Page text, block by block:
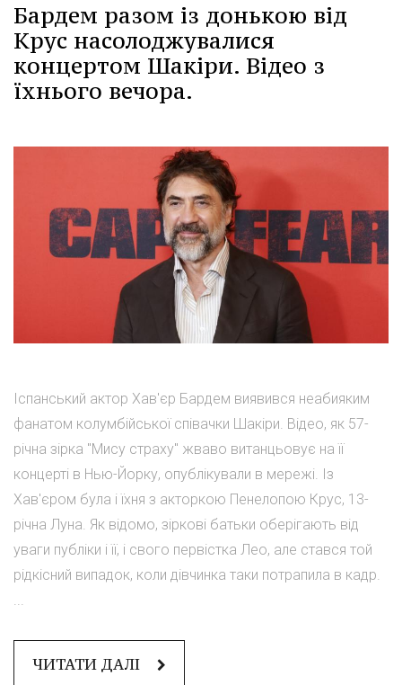
Бардем разом із донькою від
Крус насолоджувалися
концертом Шакіри. Відео з
їхнього вечора.
Іспанський актор Хав'єр Бардем виявився неабияким
фанатом колумбійської співачки Шакіри. Відео, як 57-
річна зірка "Мису страху" жваво витанцьовує на її
концерті в Нью-Йорку, опублікували в мережі. Із
Хав'єром була і їхня з акторкою Пенелопою Крус, 13-
річна Луна. Як відомо, зіркові батьки оберігають від
уваги публіки і її, і свого первістка Лео, але стався той
рідкісний випадок, коли дівчинка таки потрапила в кадр.
...
ЧИТАТИ ДАЛІ